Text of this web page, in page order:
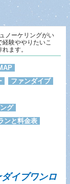
ノーケリングがい
験ややりたいこ
ます。
ファンダイブ
グ
ンと料金表
イブワンロ